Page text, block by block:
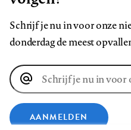
Schrijf je nu in voor onze
donderdag de meest
E-
mailadres
AANMELDEN